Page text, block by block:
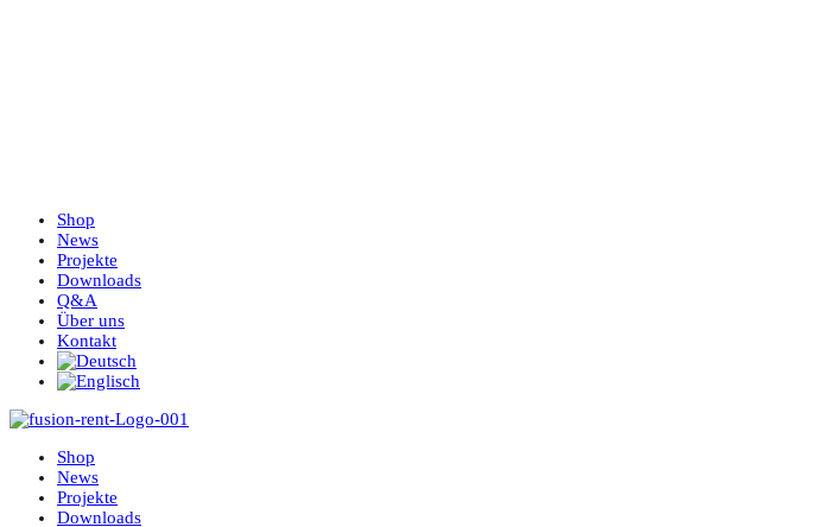
Shop
News
Projekte
Downloads
Q&A
Über uns
Kontakt
Shop
News
Projekte
Downloads